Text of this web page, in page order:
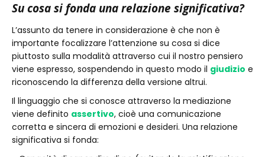
Su cosa si fonda una relazione significativa?
L’assunto da tenere in considerazione è che non è
importante focalizzare l’attenzione su cosa si dice
piuttosto sulla modalità attraverso cui il nostro pensiero
viene espresso, sospendendo in questo modo il giudizio e
riconoscendo la differenza della versione altrui.
Il linguaggio che si conosce attraverso la mediazione
viene definito assertivo, cioè una comunicazione
corretta e sincera di emozioni e desideri. Una relazione
significativa si fonda: